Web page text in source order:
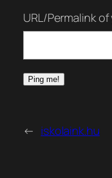
URL/Permalink
← iskolaink.hu